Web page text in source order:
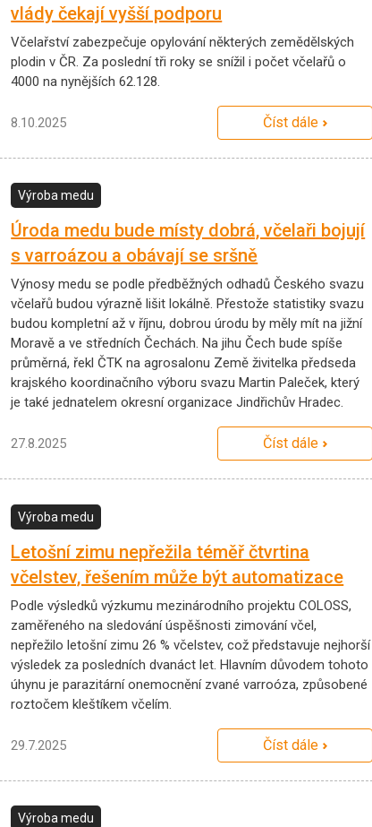
vlády čekají vyšší podporu
Včelařství zabezpečuje opylování některých zemědělských
plodin v ČR. Za poslední tři roky se snížil i počet včelařů o
4000 na nynějších 62.128.
8.10.2025 Číst dále
Výroba medu
Úroda medu bude místy dobrá, včelaři bojují
s varroázou a obávají se sršně
Výnosy medu se podle předběžných odhadů Českého svazu
včelařů budou výrazně lišit lokálně. Přestože statistiky svazu
budou kompletní až v říjnu, dobrou úrodu by měly mít na jižní
Moravě a ve středních Čechách. Na jihu Čech bude spíše
průměrná, řekl ČTK na agrosalonu Země živitelka předseda
krajského koordinačního výboru svazu Martin Paleček, který
je také jednatelem okresní organizace Jindřichův Hradec.
27.8.2025 Číst dále
Výroba medu
Letošní zimu nepřežila téměř čtvrtina
včelstev, řešením může být automatizace
Podle výsledků výzkumu mezinárodního projektu COLOSS,
zaměřeného na sledování úspěšnosti zimování včel,
nepřežilo letošní zimu 26 % včelstev, což představuje nejhorší
výsledek za posledních dvanáct let. Hlavním důvodem tohoto
úhynu je parazitární onemocnění zvané varroóza, způsobené
roztočem kleštíkem včelím.
29.7.2025 Číst dále
Výroba medu